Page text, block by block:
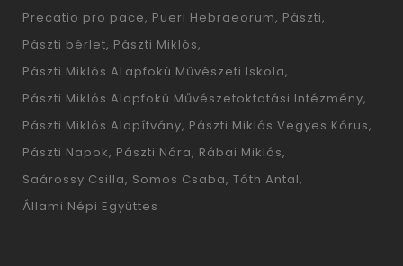
Precatio pro pace Pueri Hebraeorum Pászti
Pászti bérlet Pászti Miklós
Pászti Miklós ALapfokú Művészeti Iskola
Pászti Miklós Alapfokú Művészetoktatási Intézmény
Pászti Miklós Alapítvány Pászti Miklós Vegyes Kórus
Pászti Napok Pászti Nóra Rábai Miklós
Saárossy Csilla Somos Csaba Tóth Antal
Állami Népi Együttes